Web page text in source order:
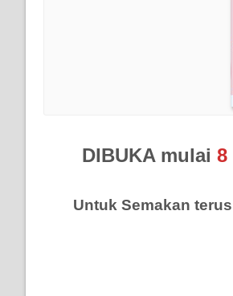
DIBUKA mulai 8
Untuk Semakan